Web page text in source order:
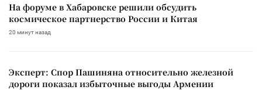
На форуме в Хабаровске решили обсудить
космическое партнерство России и Китая
20 минут назад
Эксперт: Спор Пашиняна относительно железной
дороги показал избыточные выгоды Армении